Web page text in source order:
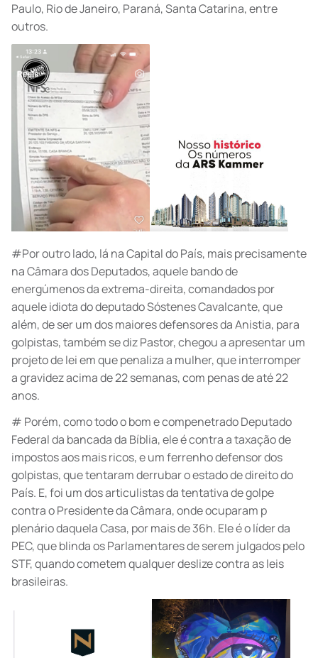
Paulo, Rio de Janeiro, Paraná, Santa Catarina, entre
outros.
#Por outro lado, lá na Capital do País, mais precisamente
na Câmara dos Deputados, aquele bando de
energúmenos da extrema-direita, comandados por
aquele idiota do deputado Sóstenes Cavalcante, que
além, de ser um dos maiores defensores da Anistia, para
golpistas, também se diz Pastor, chegou a apresentar um
projeto de lei em que penaliza a mulher, que interromper
a gravidez acima de 22 semanas, com penas de até 22
anos.
# Porém, como todo o bom e compenetrado Deputado
Federal da bancada da Bíblia, ele é contra a taxação de
impostos aos mais ricos, e um ferrenho defensor dos
golpistas, que tentaram derrubar o estado de direito do
País. E, foi um dos articulistas da tentativa de golpe
contra o Presidente da Câmara, onde ocuparam p
plenário daquela Casa, por mais de 36h. Ele é o líder da
PEC, que blinda os Parlamentares de serem julgados pelo
STF, quando cometem qualquer deslize contra as leis
brasileiras.